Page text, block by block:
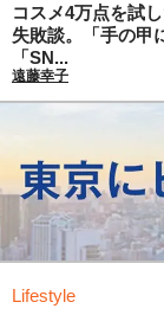
コスメ4万点を試
失敗談。「手の甲
「SN...
遠藤幸子
Lifestyle